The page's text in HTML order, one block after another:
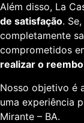
Além disso, La
de satisfação.
completamente
comprometidos
realizar o
Nosso objetivo é
uma experiência
Mirante – BA.